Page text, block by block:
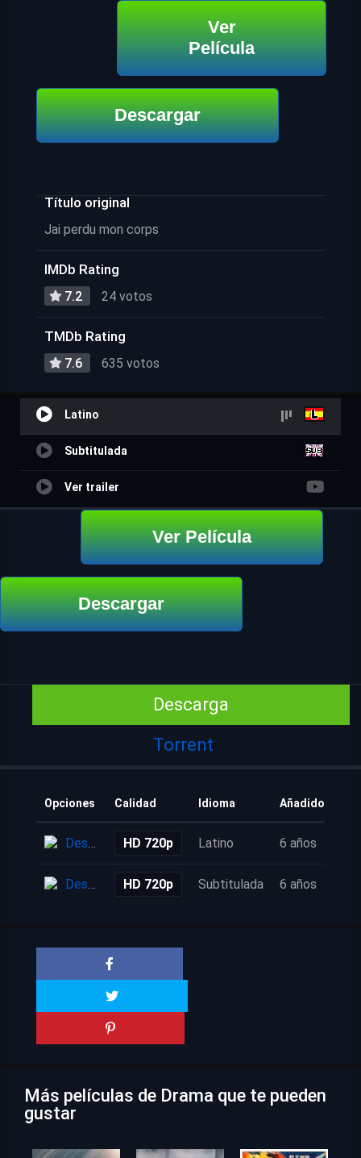
Ver
Película
Descargar
Título original
Jai perdu mon corps
IMDb Rating
7.2 24 votos
TMDb Rating
7.6 635 votos
Latino
Subtitulada
Ver trailer
Ver Película
Descargar
Descarga
Torrent
Opciones Calidad Idioma Añadido
Descarga HD 720p Latino 6 años
Descarga HD 720p Subtitulada 6 años
Más películas de Drama que te pueden
gustar